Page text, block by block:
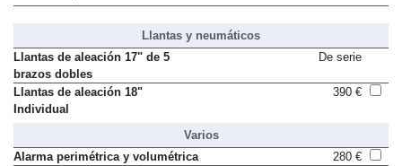
Llantas y neumáticos
Llantas de aleación 17" de 5
brazos dobles
De serie
Llantas de aleación 18"
Individual
390 €
Varios
Alarma perimétrica y volumétrica
280 €